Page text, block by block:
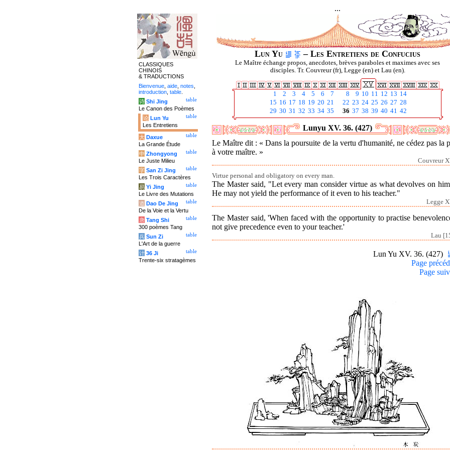
...
Lun Yu – Les Entretiens de Confucius
Le Maître échange propos, anecdotes, brèves paraboles et maximes avec ses
disciples. Tr. Couvreur (fr), Legge (en) et Lau (en).
1 2 3 4 5 6 7 8 9 10 11 12 13 14
15 16 17 18 19 20 21 22 23 24 25 26 27 28
29 30 31 32 33 34 35 36 37 38 39 40 41 42
Lunyu XV. 36. (427)
Le Maître dit : « Dans la poursuite de la vertu d'humanité, ne cédez pas la
à votre maître. »
Couvreur
Virtue personal and obligatory on every man.
The Master said, "Let every man consider virtue as what devolves on
He may not yield the performance of it even to his teacher."
Legge
The Master said, 'When faced with the opportunity to practise
not give precedence even to your teacher.'
Lau
Lun Yu XV. 36. (427)
Page
Page
CLASSIQUES
CHINOIS
& TRADUCTIONS
Bienvenue aide notes
introduction table
table
诗 Shi Jing
Le Canon des Poèmes
table
论 Lun Yu
Les Entretiens
table
大 Daxue
La Grande Étude
table
中 Zhongyong
Le Juste Milieu
table
字 San Zi Jing
Les Trois Caractères
table
易 Yi Jing
Le Livre des Mutations
table
道 Dao De Jing
De la Voie et la Vertu
table
唐 Tang Shi
300 poèmes Tang
table
兵 Sun Zi
L'Art de la guerre
table
计 36 Ji
Trente-six stratagèmes